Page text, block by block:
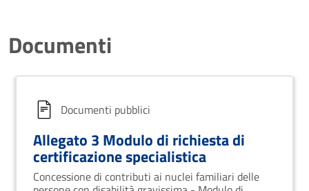
Documenti
Documenti pubblici
Allegato 3 Modulo di richiesta di
certificazione specialistica
Concessione di contributi ai nuclei familiari delle